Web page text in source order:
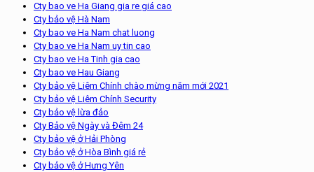
Cty bao ve Ha Giang gia re giá cao
Cty bảo vệ Hà Nam
Cty bao ve Ha Nam chat luong
Cty bao ve Ha Nam uy tin cao
Cty bao ve Ha Tinh gia cao
Cty bao ve Hau Giang
Cty bảo vệ Liêm Chính chào mừng năm mới 2021
Cty bảo vệ Liêm Chính Security
Cty bảo vệ lừa đảo
Cty Bảo vệ Ngày và Đêm 24
Cty bảo vệ ở Hải Phòng
Cty bảo vệ ở Hòa Bình giá rẻ
Cty bảo vệ ở Hưng Yên